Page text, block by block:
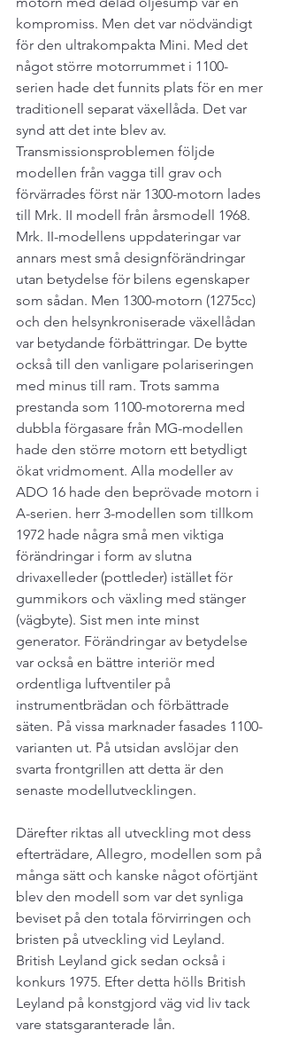
kompromiss. Men det var nödvändigt
för den ultrakompakta Mini. Med det
något större motorrummet i 1100-
serien hade det funnits plats för en mer
traditionell separat växellåda. Det var
synd att det inte blev av.
Transmissionsproblemen följde
modellen från vagga till grav och
förvärrades först när 1300-motorn lades
till Mrk. II modell från årsmodell 1968.
Mrk. II-modellens uppdateringar var
annars mest små designförändringar
utan betydelse för bilens egenskaper
som sådan. Men 1300-motorn (1275cc)
och den helsynkroniserade växellådan
var betydande förbättringar. De bytte
också till den vanligare polariseringen
med minus till ram. Trots samma
prestanda som 1100-motorerna med
dubbla förgasare från MG-modellen
hade den större motorn ett betydligt
ökat vridmoment. Alla modeller av
ADO 16 hade den beprövade motorn i
A-serien. herr 3-modellen som tillkom
1972 hade några små men viktiga
förändringar i form av slutna
drivaxelleder (pottleder) istället för
gummikors och växling med stänger
(vägbyte). Sist men inte minst
generator. Förändringar av betydelse
var också en bättre interiör med
ordentliga luftventiler på
instrumentbrädan och förbättrade
säten. På vissa marknader fasades 1100-
varianten ut. På utsidan avslöjar den
svarta frontgrillen att detta är den
senaste modellutvecklingen.
Därefter riktas all utveckling mot dess
efterträdare, Allegro, modellen som på
många sätt och kanske något oförtjänt
blev den modell som var det synliga
beviset på den totala förvirringen och
bristen på utveckling vid Leyland.
British Leyland gick sedan också i
konkurs 1975. Efter detta hölls British
Leyland på konstgjord väg vid liv tack
vare statsgaranterade lån.